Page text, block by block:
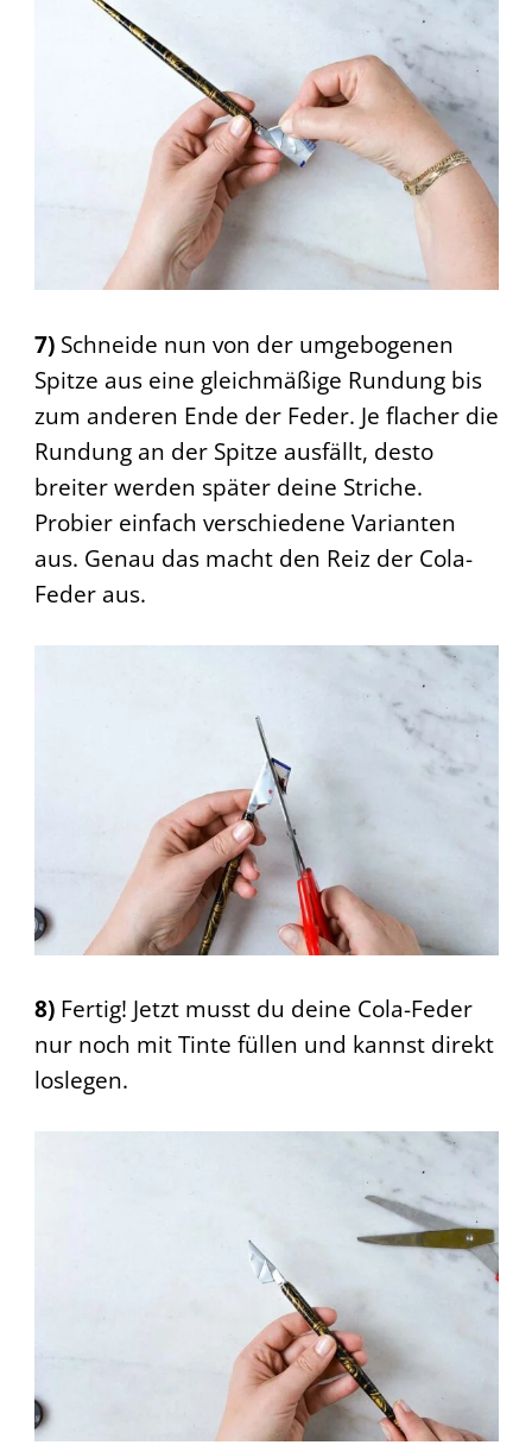
7)Schneide nun von der umgebogenen
Spitze aus eine gleichmäßige Rundung bis
zum anderen Ende der Feder. Je flacher die
Rundung an der Spitze ausfällt, desto
breiter werden später deine Striche.
Probier einfach verschiedene Varianten
aus. Genau das macht den Reiz der Cola-
Feder aus.
8)Fertig! Jetzt musst du deine Cola-Feder
nur noch mit Tinte füllen und kannst direkt
loslegen.